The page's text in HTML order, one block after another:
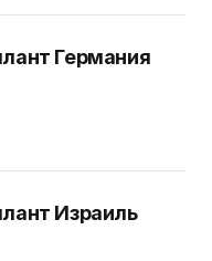
Германия
Израиль